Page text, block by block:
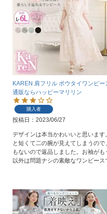
KAREN 肩フリル ボウタイワンピ
通販ならハッピーマリリン
購入者
投稿日 2023/06/27
デザインは本当かわいいと思います
と短くて二の腕が見えてしまうので
もないので返品しました。お袖が
以外は問題ナシの素敵なワンピース